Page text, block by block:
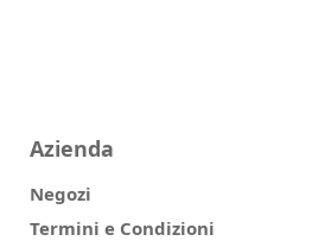
Azienda
Negozi
Termini e Condizioni